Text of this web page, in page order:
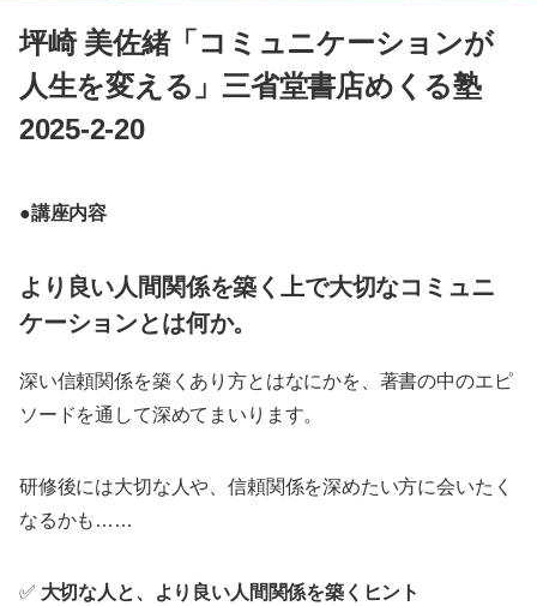
坪崎 美佐緒「コミュニケーションが
人生を変える」三省堂書店めくる塾
2025-2-20
●講座内容
より良い人間関係を築く上で大切なコミュニ
ケーションとは何か。
深い信頼関係を築くあり方とはなにかを、著書の中のエピ
ソードを通して深めてまいります。
研修後には大切な人や、信頼関係を深めたい方に会いたく
なるかも……
✅ 大切な人と、より良い人間関係を築くヒント